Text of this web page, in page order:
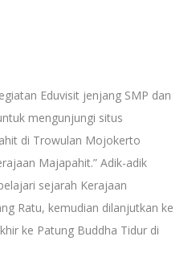
Eduvisit jenjang SMP dan
mengunjungi situs
di Trowulan Mojokerto
Majapahit.” Adik-adik
sejarah Kerajaan
Ratu, kemudian dilanjutkan ke
ke Patung Buddha Tidur di